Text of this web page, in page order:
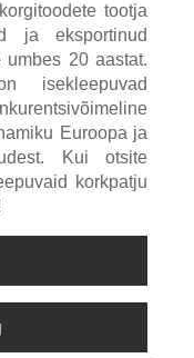
tootja
ja eksportinud
20 aastat.
isekleepuvad
Euroopa ja
Kui otsite
korkpatju